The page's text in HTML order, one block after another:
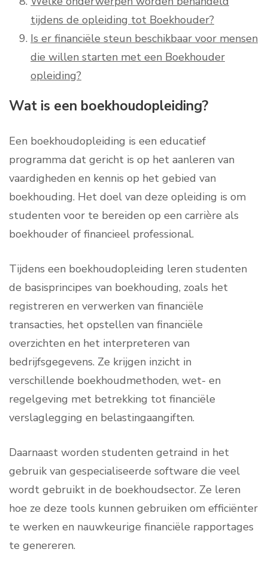
tijdens de opleiding tot Boekhouder?
Is er financiële steun beschikbaar voor mensen
die willen starten met een Boekhouder
opleiding?
Wat is een boekhoudopleiding?
Een boekhoudopleiding is een educatief
programma dat gericht is op het aanleren van
vaardigheden en kennis op het gebied van
boekhouding. Het doel van deze opleiding is om
studenten voor te bereiden op een carrière als
boekhouder of financieel professional.
Tijdens een boekhoudopleiding leren studenten
de basisprincipes van boekhouding, zoals het
registreren en verwerken van financiële
transacties, het opstellen van financiële
overzichten en het interpreteren van
bedrijfsgegevens. Ze krijgen inzicht in
verschillende boekhoudmethoden, wet- en
regelgeving met betrekking tot financiële
verslaglegging en belastingaangiften.
Daarnaast worden studenten getraind in het
gebruik van gespecialiseerde software die veel
wordt gebruikt in de boekhoudsector. Ze leren
hoe ze deze tools kunnen gebruiken om efficiënter
te werken en nauwkeurige financiële rapportages
te genereren.